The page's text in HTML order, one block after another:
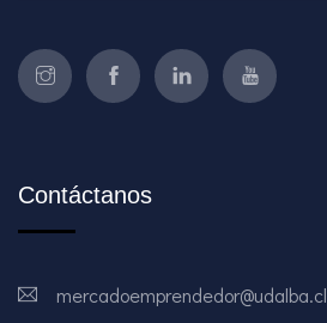
Contáctanos
mercadoemprendedor@udalba.cl